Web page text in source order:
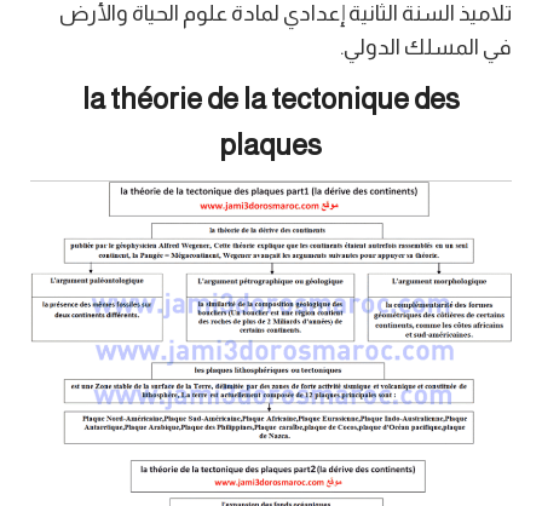
تلاميذ السنة الثانية إعدادي لمادة علوم الحياة والأرض
في المسلك الدولي.
la théorie de la tectonique des
plaques